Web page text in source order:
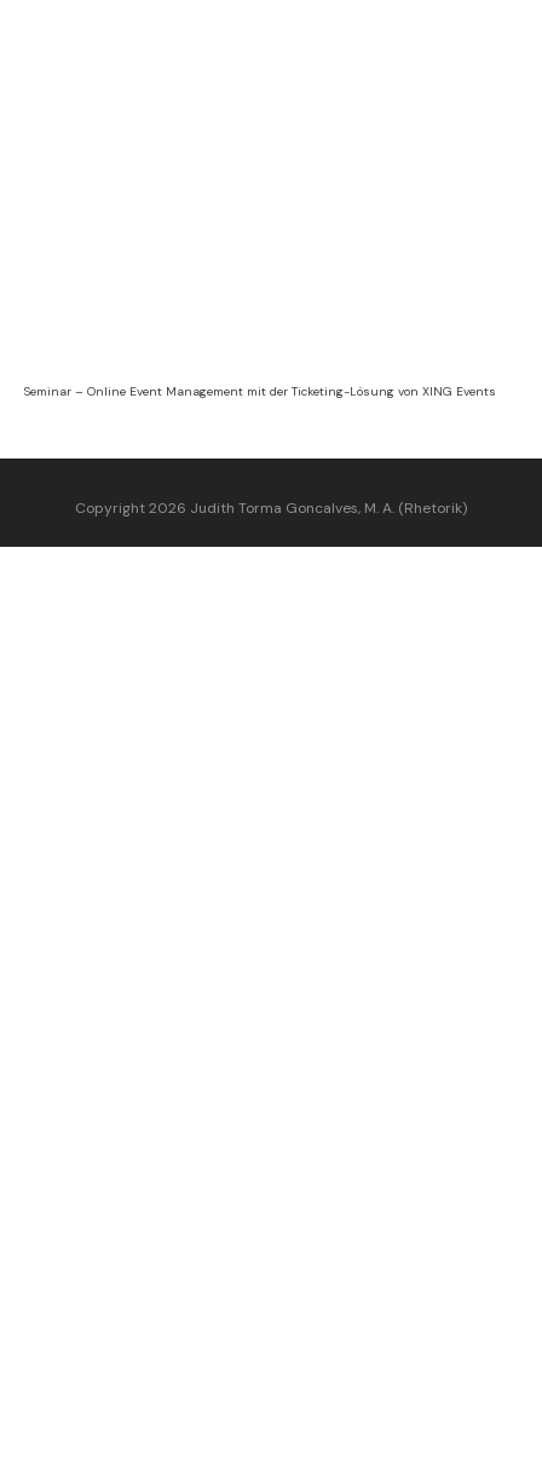
Seminar – Online Event Management mit der Ticketing-Lösung von XING Events
Copyright 2026 Judith Torma Goncalves, M. A. (Rhetorik)